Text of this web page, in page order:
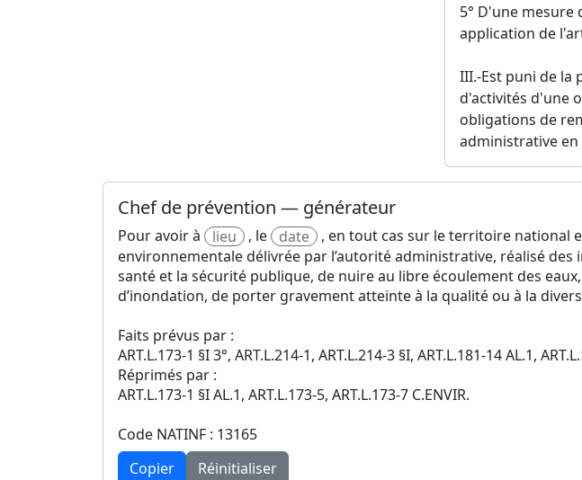
5° D'une
application de
III.-Est puni de la
d'activités d'une
obligations de
administrative en
Chef de prévention — générateur
Pour avoir à lieu , le date
, en tout cas sur le territoire national
environnementale délivrée par l’autorité administrative, réalisé
santé et la sécurité publique, de nuire au libre écoulement des
d’inondation, de porter gravement atteinte à la qualité ou à la
Faits prévus par :
ART.L.173-1 §I 3°, ART.L.214-1, ART.L.214-3 §I, ART.L.181-14 AL.1,
Réprimés par :
ART.L.173-1 §I AL.1, ART.L.173-5, ART.L.173-7 C.ENVIR.
Code NATINF : 13165
Copier
Réinitialiser